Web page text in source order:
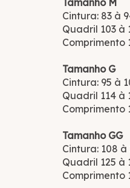
Tamanho M
Cintura: 83 à
Quadril 103 à
Comprimento
Tamanho G
Cintura: 95 à
Quadril 114 à
Comprimento
Tamanho GG
Cintura: 108 à
Quadril 125 à
Comprimento